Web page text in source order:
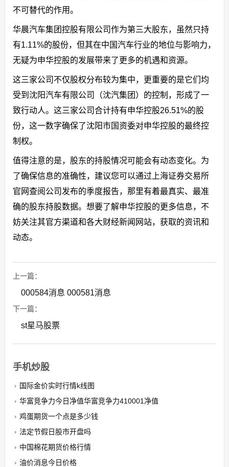
不可替代的作用。
华晨汽车集团控股有限公司作为第三大股东，虽然只持
有1.11%的股份，但其在中国汽车行业的地位与影响力，
无疑为申华控股的发展带来了更多的机遇和资源。
这三家公司不仅股权分布较为集中，更重要的是它们均
受到沈阳汽车有限公司（沈汽集团）的控制，形成了一
致行动人。这三家公司合计持有申华控股26.51%的股
份，这一数字确保了沈阳市国资委对申华控股的最终控
制权。
值得注意的是，股东的持股情况可能会有动态变化。为
了确保信息的准确性，建议您可以通过上海证券交易所
官网查阅公司发布的季度报告，那里有着最真实、最准
确的股东持股数据。想要了解申华控股的更多信息，不
妨关注其官方渠道和各大财经新闻网站，获取的资讯和
动态。
上一篇：
000584消息 000581消息
下一篇：
st星马股票
手机炒股
国际金价实时行情k线图
华富竞争力今日净值华富竞争力410001净值
鸡蛋期货一个点是多少钱
法定节假日股市开盘吗
中国棉花期货价格行情
油价消息今日价格